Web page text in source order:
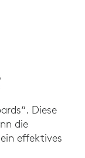
Diese
die
effektives